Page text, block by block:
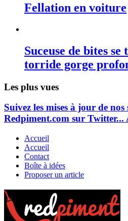
Fellation en voiture
Suceuse de bites
torride gorge
Les plus vues
Suivez les mises à jour de
Redpiment.com sur Twitter...
Accueil
Accueil
Contact
Boîte à idées
Proposer un article